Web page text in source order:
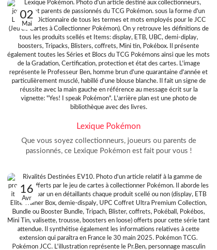
02
Mai
Lexique Pokémon
Que vous soyez collectionneurs, joueurs ou parents de
passionnés, ce Lexique Pokémon est fait pour vous !
16
Avr